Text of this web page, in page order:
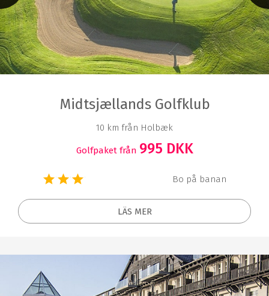
Midtsjællands Golfklub
10 km från Holbæk
Golfpaket från 995 DKK
Bo på banan
LÄS MER